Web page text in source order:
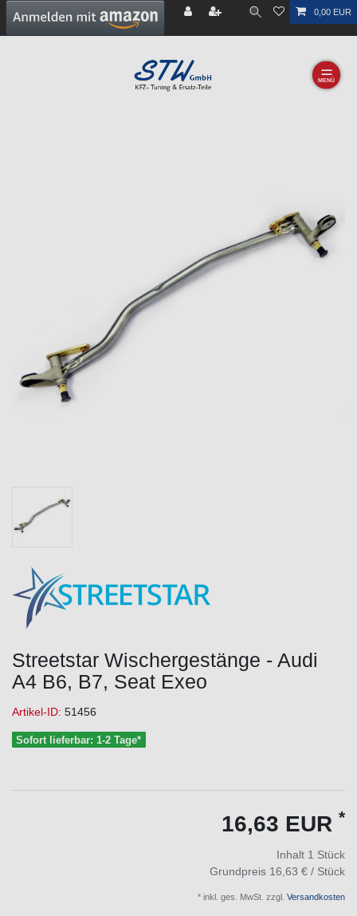
0,00 EUR
☰
Streetstar Wischergestänge - Audi
A4 B6, B7, Seat Exeo
Artikel-ID: 51456
Sofort lieferbar: 1-2 Tage*
16,63 EUR *
Inhalt 1 Stück
Grundpreis 16,63 € / Stück
* inkl. ges. MwSt. zzgl. Versandkosten